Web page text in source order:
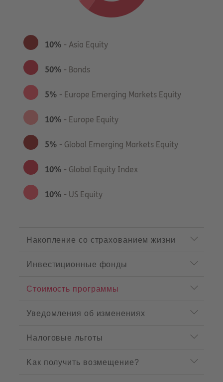
10% - Asia Equity
50% - Bonds
5% - Europe Emerging Markets Equity
10% - Europe Equity
5% - Global Emerging Markets Equity
10% - Global Equity Index
10% - US Equity
Накопление со страхованием жизни
Инвестиционные фонды
Стоимость программы
Уведомления об измененияx
Hалоговыe льготы
Kак получить возмещение?